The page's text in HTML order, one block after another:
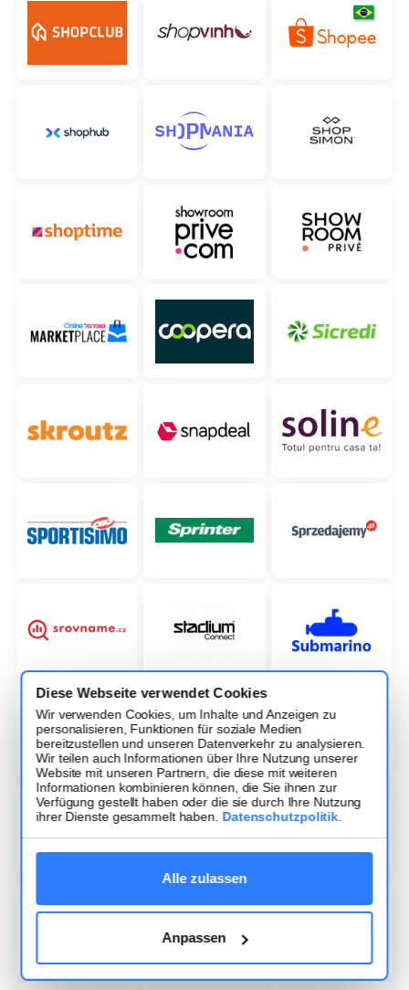
Diese Webseite verwendet Cookies
Wir verwenden Cookies, um Inhalte und Anzeigen zu
personalisieren, Funktionen für soziale Medien
bereitzustellen und unseren Datenverkehr zu analysieren.
Wir teilen auch Informationen über Ihre Nutzung unserer
Website mit unseren Partnern, die diese mit weiteren
Informationen kombinieren können, die Sie ihnen zur
Verfügung gestellt haben oder die sie durch Ihre Nutzung
ihrer Dienste gesammelt haben. Datenschutzpolitik
Alle zulassen
Anpassen